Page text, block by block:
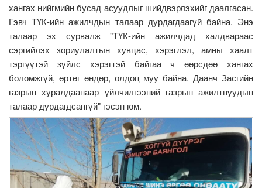
хангах нийгмийн бусад асуудлыг шийдвэрлэхийг даалгасан.
Гэвч ТҮК-ийн ажилчдын талаар дурдагдаагүй байна. Энэ
талаар эх сурвалж "ТҮК-ийн ажилчдад халдвараас
сэргийлэх зориулалтын хувцас, хэрэглэл, амны хаалт
тэргүүтэй зүйлс хэрэгтэй байгаа ч өөрсдөө хангах
боломжгүй, өртөг өндөр, олдоц муу байна. Даанч Засгийн
газрын хуралдаанаар үйлчилгээний газрын ажилтнуудын
талаар дурдагдсангүй" гэсэн юм.